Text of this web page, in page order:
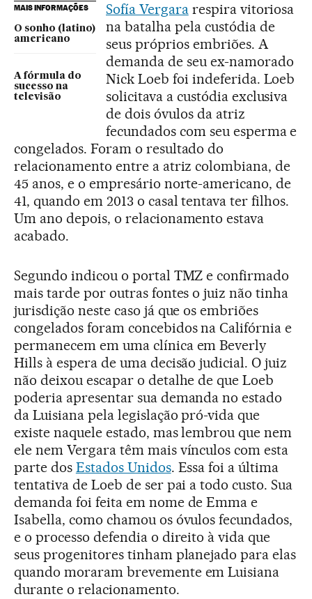
MAIS INFORMAÇÕES
O sonho (latino)
americano
A fórmula do
sucesso na
televisão
Sofía Vergararespira vitoriosa
na batalha pela custódia de
seus próprios embriões. A
demanda de seu ex-namorado
Nick Loeb foi indeferida. Loeb
solicitava a custódia exclusiva
de dois óvulos da atriz
fecundados com seu esperma e
congelados. Foram o resultado do
relacionamento entre a atriz colombiana, de
45 anos, e o empresário norte-americano, de
41, quando em 2013 o casal tentava ter filhos.
Um ano depois, o relacionamento estava
acabado.
Segundo indicou o portal TMZ e confirmado
mais tarde por outras fontes o juiz não tinha
jurisdição neste caso já que os embriões
congelados foram concebidos na Califórnia e
permanecem em uma clínica em Beverly
Hills à espera de uma decisão judicial. O juiz
não deixou escapar o detalhe de que Loeb
poderia apresentar sua demanda no estado
da Luisiana pela legislação pró-vida que
existe naquele estado, mas lembrou que nem
ele nem Vergara têm mais vínculos com esta
parte dos Estados Unidos. Essa foi a última
tentativa de Loeb de ser pai a todo custo. Sua
demanda foi feita em nome de Emma e
Isabella, como chamou os óvulos fecundados,
e o processo defendia o direito à vida que
seus progenitores tinham planejado para elas
quando moraram brevemente em Luisiana
durante o relacionamento.